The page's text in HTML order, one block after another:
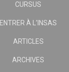
CURSUS
ENTRER À L’INSAS
ARTICLES
ARCHIVES